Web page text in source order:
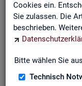
Cookies ein.
Sie zulassen. Die
beschrieben.
Bitte wählen Sie
Technisch
Auf den fol­gen­den
mit den wich­tigs­ten
Aus­bil­dungs­markt.
ent­spre­chen­den
grund-
men­ge­stellt.